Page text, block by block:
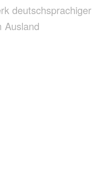
deutschsprachiger
Ausland